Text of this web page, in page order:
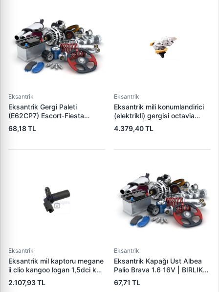
Eksantrik
Eksantrik Gergi Paleti
(E62CP7) Escort-Fiesta
81>91 | ECEM 752 | OEM
1086426 1113176 6032339
68,18 TL
Eksantrik
Eksantrik mili konumlandirici
(elektrikli) gergisi octavia
superb passat polo a4 a6
1.8tfsi awt adr apt arg
058109088k
4.379,40 TL
Eksantrik
Eksantrik mil kaptoru megane
ii clio kangoo logan 1,5dci k9k
2375000q0b, 23731bc41a,
8200187804
2.107,93 TL
Eksantrik
Eksantrik Kapağı Ust Albea
Palio Brava 1.6 16V | BIRLIK
0046 | OEM 46790429
67,71 TL